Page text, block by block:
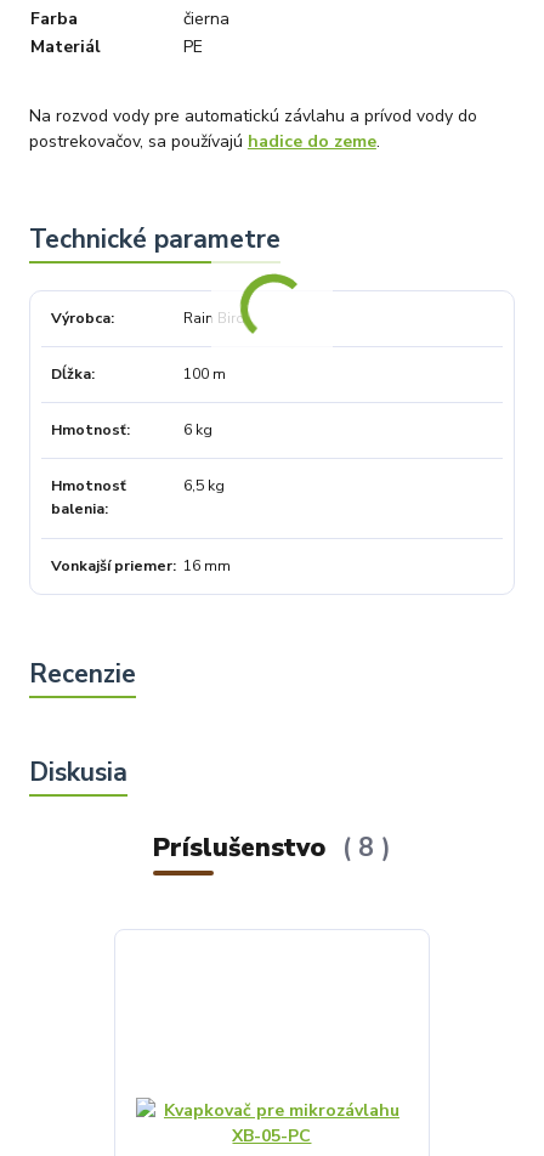
Farba
čierna
Materiál
PE
Na rozvod vody pre automatickú závlahu a prívod vody do
postrekovačov, sa používajú hadice do zeme.
Výrobca Rain Bird
Dĺžka 100 m
Hmotnosť 6 kg
Hmotnosť
balenia
6,5 kg
Vonkajší priemer 16 mm
Príslušenstvo 8